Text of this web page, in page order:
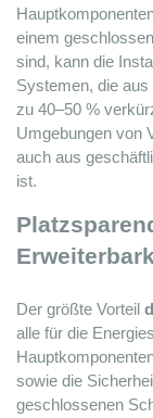
einem
sind, kann die
Systemen, die
zu 40–50 %
Umgebungen von
auch aus
ist.
Der größte Vorteil
alle für die
sowie die
geschlossenen